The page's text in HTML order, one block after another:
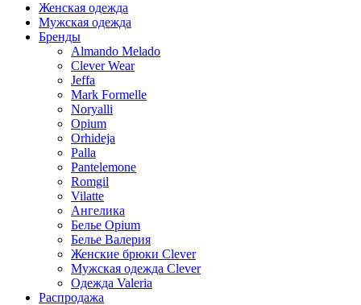
Женская одежда
Мужская одежда
Бренды
Almando Melado
Clever Wear
Jeffa
Mark Formelle
Noryalli
Opium
Orhideja
Palla
Pantelemone
Romgil
Vilatte
Ангелика
Белье Opium
Белье Валерия
Женские брюки Clever
Мужская одежда Clever
Одежда Valeria
Распродажа